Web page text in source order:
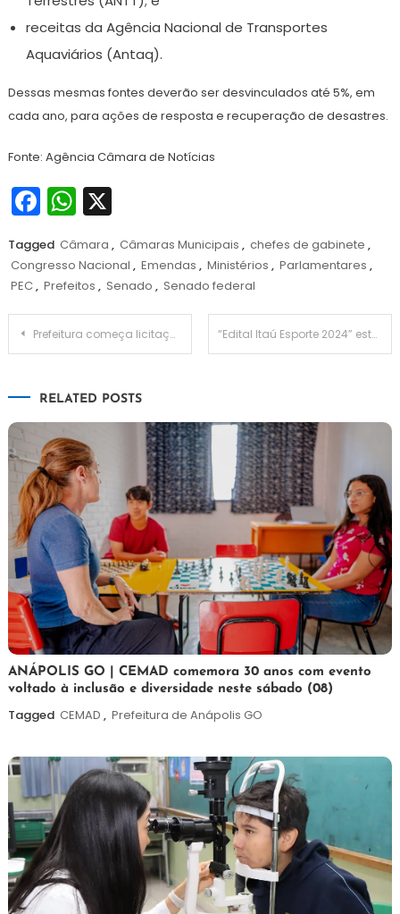
receitas da Agência Nacional de Transportes
Aquaviários (Antaq).
Dessas mesmas fontes deverão ser desvinculados até 5%, em
cada ano, para ações de resposta e recuperação de desastres.
Fonte: Agência Câmara de Notícias
Facebook
WhatsApp
X
Tagged Câmara , Câmaras Municipais , chefes de gabinete ,
Congresso Nacional , Emendas , Ministérios , Parlamentares ,
PEC, Prefeitos , Senado , Senado federal
Navegação
Prefeitura começa licitação para recolhimento de lixo “Edital Itaú Esporte 2024” estão iniciadas as inscrições!
RELATED POSTS
7
de
agosto
Maurilio
ANÁPOLIS GO | CEMAD comemora 30 anos com evento
voltado à inclusão e diversidade neste sábado (08)
Tagged CEMAD , Prefeitura de Anápolis GO